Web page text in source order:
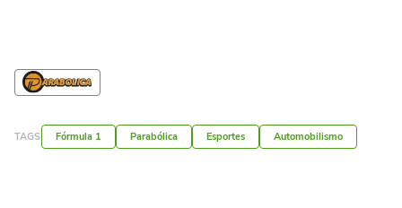
TAGS Fórmula 1 Parabólica Esportes Automobilismo